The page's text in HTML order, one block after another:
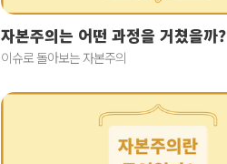
자본주의는 어떤 과정을 거쳤을까?
이슈로 돌아보는 자본주의